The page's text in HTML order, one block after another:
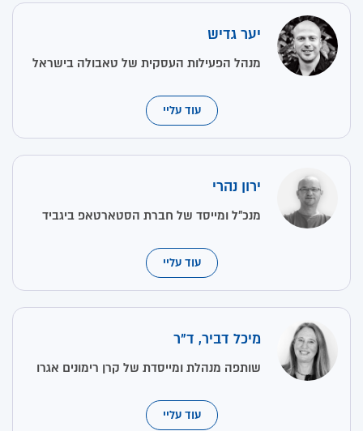
יער גדיש
מנהל הפעילות העסקית של טאבולה בישראל
עוד עליי
ירון נהרי
מנכ״ל ומייסד של חברת הסטארטאפ ביגביד
עוד עליי
מיכל דביר, ד"ר
שותפה מנהלת ומייסדת של קרן רימונים אגרו
עוד עליי